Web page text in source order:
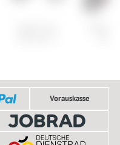
Vorauskasse